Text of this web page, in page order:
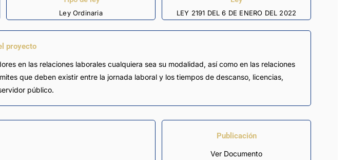
Ley Ordinaria LEY 2191 DEL 6 DE ENERO DEL 2022
proyecto
en las relaciones laborales cualquiera sea su modalidad, así como en las relaciones
que deben existir entre la jornada laboral y los tiempos de descanso, licencias,
público.
Publicación
Ver Documento